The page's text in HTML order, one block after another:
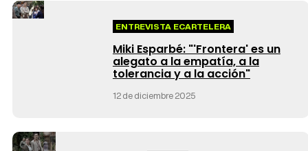
ENTREVISTA ECARTELERA
Miki Esparbé: "'Frontera' es un
alegato a la empatía, a la
tolerancia y a la acción"
12 de diciembre 2025